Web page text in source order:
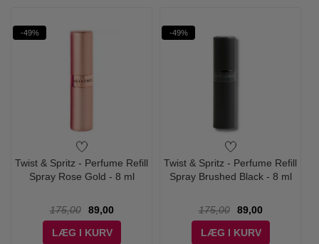
-49%
Twist & Spritz - Perfume Refill
Spray Rose Gold - 8 ml
175,00
89,00
LÆG I KURV
-49%
Twist & Spritz - Perfume Refill
Spray Brushed Black - 8 ml
175,00
89,00
LÆG I KURV